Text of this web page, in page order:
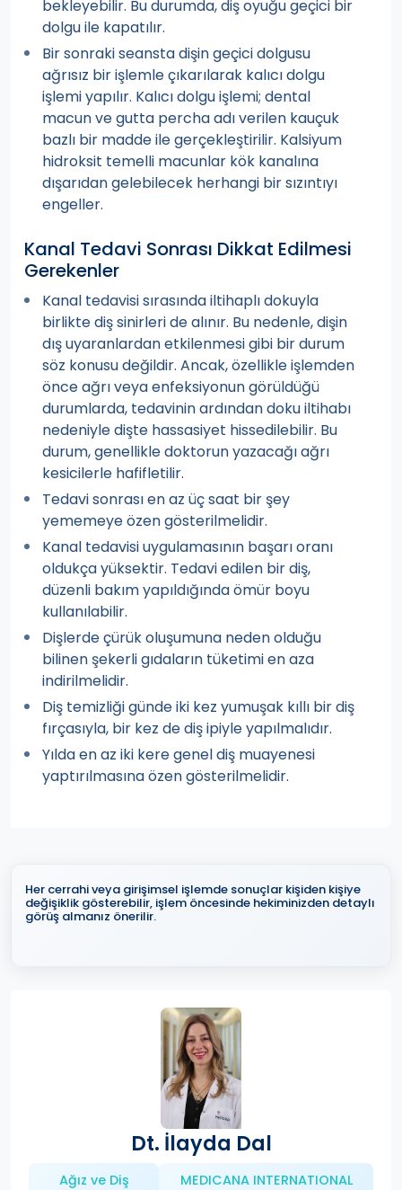
bekleyebilir. Bu durumda, diş oyuğu geçici bir
dolgu ile kapatılır.
Bir sonraki seansta dişin geçici dolgusu
ağrısız bir işlemle çıkarılarak kalıcı dolgu
işlemi yapılır. Kalıcı dolgu işlemi; dental
macun ve gutta percha adı verilen kauçuk
bazlı bir madde ile gerçekleştirilir. Kalsiyum
hidroksit temelli macunlar kök kanalına
dışarıdan gelebilecek herhangi bir sızıntıyı
engeller.
Kanal Tedavi Sonrası Dikkat Edilmesi
Gerekenler
Kanal tedavisi sırasında iltihaplı dokuyla
birlikte diş sinirleri de alınır. Bu nedenle, dişin
dış uyaranlardan etkilenmesi gibi bir durum
söz konusu değildir. Ancak, özellikle işlemden
önce ağrı veya enfeksiyonun görüldüğü
durumlarda, tedavinin ardından doku iltihabı
nedeniyle dişte hassasiyet hissedilebilir. Bu
durum, genellikle doktorun yazacağı ağrı
kesicilerle hafifletilir.
Tedavi sonrası en az üç saat bir şey
yememeye özen gösterilmelidir.
Kanal tedavisi uygulamasının başarı oranı
oldukça yüksektir. Tedavi edilen bir diş,
düzenli bakım yapıldığında ömür boyu
kullanılabilir.
Dişlerde çürük oluşumuna neden olduğu
bilinen şekerli gıdaların tüketimi en aza
indirilmelidir.
Diş temizliği günde iki kez yumuşak kıllı bir diş
fırçasıyla, bir kez de diş ipiyle yapılmalıdır.
Yılda en az iki kere genel diş muayenesi
yaptırılmasına özen gösterilmelidir.
Her cerrahi veya girişimsel işlemde sonuçlar kişiden kişiye
değişiklik gösterebilir, işlem öncesinde hekiminizden detaylı
görüş almanız önerilir.
Dt. İlayda Dal
Ağız ve Diş
MEDICANA INTERNATIONAL